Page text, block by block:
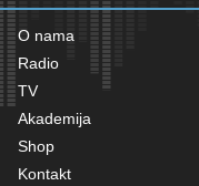
O nama
Radio
TV
Akademija
Shop
Kontakt